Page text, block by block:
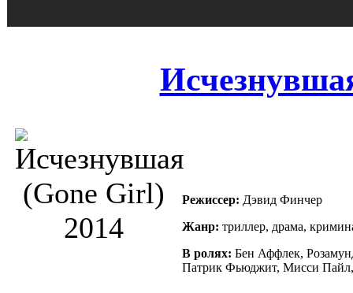
Режиссер: Дэвид Финчер
Жанр: триллер, драма,
В ролях: Бен Аффлек,
Патрик Фьюджит, Мисси